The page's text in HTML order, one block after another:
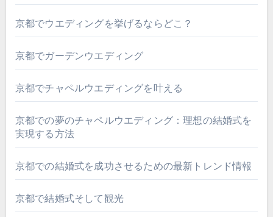
京都でウエディングを挙げるならどこ？
京都でガーデンウエディング
京都でチャペルウエディングを叶える
京都での夢のチャペルウエディング：理想の結婚式を
実現する方法
京都での結婚式を成功させるための最新トレンド情報
京都で結婚式そして観光